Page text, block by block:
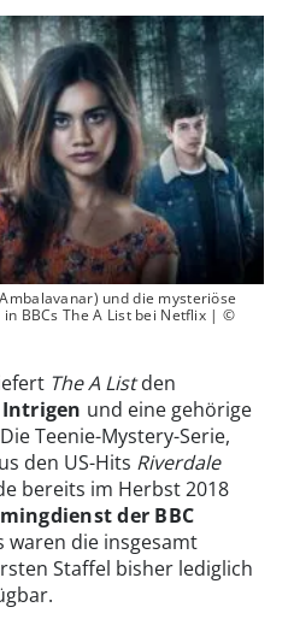
und die mysteriöse
BBCs The A List bei Netflix | ©
The A Listden
und eine gehörige
Teenie-Mystery-Serie,
den US-Hits Riverdale
bereits im Herbst 2018
der BBC
waren die insgesamt
Staffel bisher lediglich